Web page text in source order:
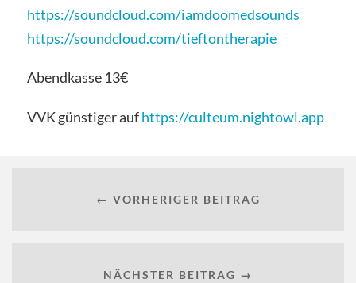
https://soundcloud.com/iamdoomedsounds
https://soundcloud.com/tieftontherapie
Abendkasse 13€
VVK günstiger aufhttps://culteum.nightowl.app
← VORHERIGER BEITRAG
NÄCHSTER BEITRAG →